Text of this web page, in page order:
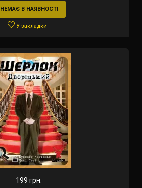
НЕМАЄ В НАЯВНОСТІ
У закладки
199 грн.